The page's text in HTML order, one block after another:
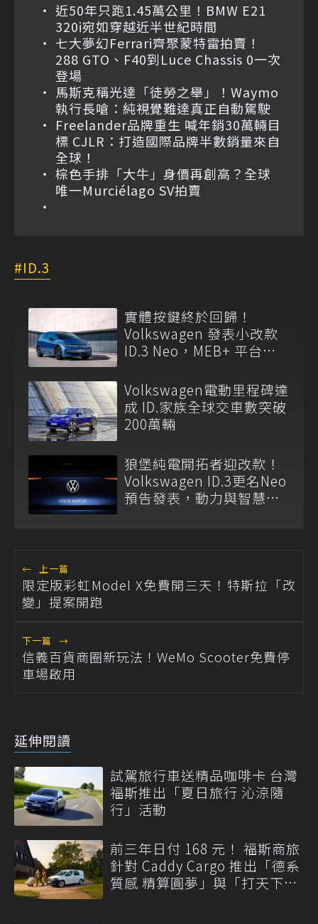
近50年只跑1.45萬公里！BMW E21
320i宛如穿越近半世紀時間
七大夢幻Ferrari齊聚蒙特雷拍賣！
288 GTO、F40到Luce Chassis 0一次
登場
馬斯克稱光達「徒勞之舉」！Waymo
執行長嗆：純視覺難達真正自動駕駛
Freelander品牌重生 喊年銷30萬輛目
標 CJLR：打造國際品牌半數銷量來自
全球！
棕色手排「大牛」身價再創高？全球
唯一Murciélago SV拍賣
ID.3
實體按鍵終於回歸！
Volkswagen 發表小改款
ID.3 Neo，MEB+ 平台強
Volkswagen電動里程碑達
成 ID.家族全球交車數突破
200萬輛
狼堡純電開拓者迎改款！
Volkswagen ID.3更名Neo
預告發表，動力與智慧座
← 上一篇
限定版彩虹Model X免費開三天！特斯拉「改
變」提案開跑
下一篇 →
信義百貨商圈新玩法！WeMo Scooter免費停
車場啟用
延伸閱讀
試駕旅行車送精品咖啡卡 台灣
福斯推出「夏日旅行 沁涼隨
行」活動
前三年日付 168 元！ 福斯商旅
針對 Caddy Cargo 推出「德系
質感 精算圓夢」與「打天下」